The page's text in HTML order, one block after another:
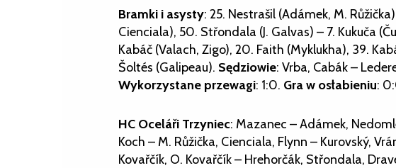
Bramki i asysty: 25. Nestrašil (Adámek, M.
Cienciala), 50. Střondala (J. Galvas) – 7. Kukuča
Kabáč (Valach, Zigo), 20. Faith (Myklukha), 39.
Šoltés (Galipeau). Sędziowie: Vrba, Cabák –
Wykorzystane przewagi: 1:0. Gra w osłabieniu:
HC Oceláři Trzyniec: Mazanec – Adámek,
Koch – M. Růžička, Cienciala, Flynn – Kurovský,
Kovařčík, O. Kovařčík – Hrehorčák, Střondala,